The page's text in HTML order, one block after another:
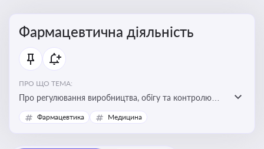
Фармацевтична діяльність
ПРО ЩО ТЕМА:
Про регулювання виробництва, обігу та контролю
лікарських засобів для легальної роботи компаній та
аптек, з дотриманням стандартів якості та безпеки
Фармацевтика Медицина